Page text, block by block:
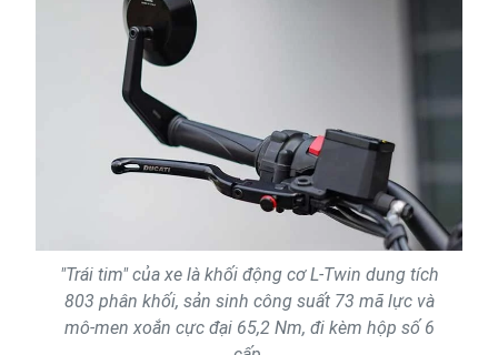
"Trái tim" của xe là khối động cơ L-Twin dung tích
803 phân khối, sản sinh công suất 73 mã lực và
mô-men xoắn cực đại 65,2 Nm, đi kèm hộp số 6